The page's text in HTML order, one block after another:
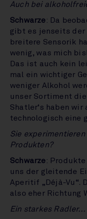
Auch bei
Schwarze: Da
gibt es jenseits der
breitere Sensorik
wenig, was mich
Das ist auch kein
mal ein wichtiger
weniger Alkohol
unser Sortiment
Shatler‘s haben
technologisch eine
Sie
Produkten?
Schwarze:
uns der gleitende
Aperitif „Déjà-Vu“.
also eher Richtung
Ein starkes Radler...